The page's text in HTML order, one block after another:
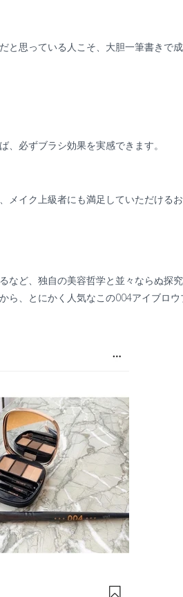
と思っている人こそ、大胆一筆書きで
、必ずブラシ効果を実感できます。
メイク上級者にも満足していただけるお
るなど、独自の美容哲学と並々ならぬ
ら、とにかく人気なこの004アイブロウ